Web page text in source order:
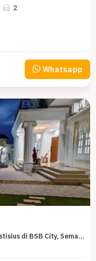
2
Whatsapp
Kesempatan Eksklusif, rumah Prestisius di BSB City, Semarang, LB 1100m²